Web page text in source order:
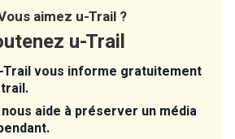
aimez u-Trail ?
u-Trail
Trail vous informe gratuitement
aide à préserver un média